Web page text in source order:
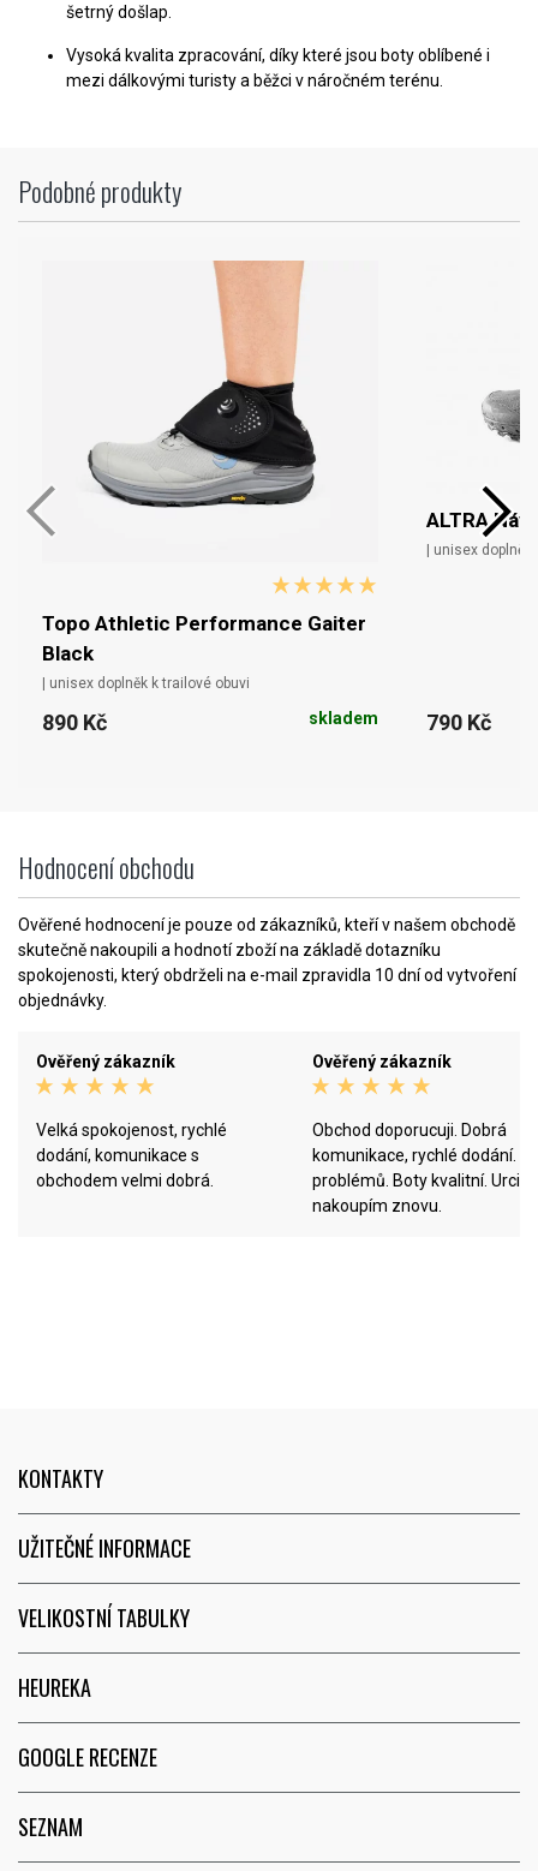
šetrný došlap.
Vysoká kvalita zpracování, díky které jsou boty oblíbené i
mezi dálkovými turisty a běžci v náročném terénu.
Podobné produkty
Topo Athletic Performance Gaiter
Black
| unisex doplněk k trailové obuvi
890 Kč skladem
ALTRA
| unisex doplněk
790 Kč
Hodnocení obchodu
Ověřené hodnocení je pouze od zákazníků, kteří v našem obchodě
skutečně nakoupili a hodnotí zboží na základě dotazníku
spokojenosti, který obdrželi na e-mail zpravidla 10 dní od vytvoření
objednávky.
Ověřený zákazník
Velká spokojenost, rychlé
dodání, komunikace s
obchodem velmi dobrá.
Ověřený zákazník
Obchod doporucuji. Dobrá
komunikace, rychlé dodání.
problémů. Boty kvalitní. Urcite
nakoupím znovu.
KONTAKTY
UŽITEČNÉ INFORMACE
VELIKOSTNÍ TABULKY
HEUREKA
GOOGLE RECENZE
SEZNAM